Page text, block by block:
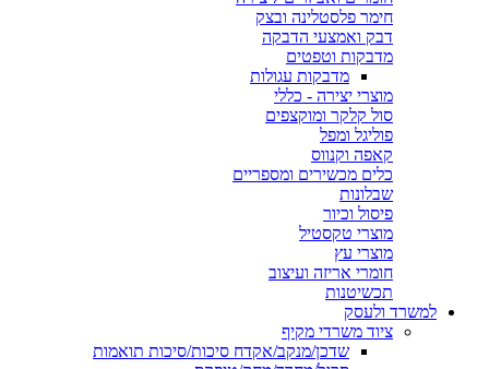
חימר פלסטלינה ובצק
דבק ואמצעי הדבקה
מדבקות וטפטים
מדבקות עגולות
מוצרי יצירה - כללי
סול קלקר ומוקצפים
פוליגל ומפל
קאפה וקנווס
כלים מכשירים ומספריים
שבלונות
פיסול וכיור
מוצרי טקסטיל
מוצרי עץ
חומרי אריזה ועיצוב
תכשיטנות
למשרד ולעסק
ציוד משרדי מקיף
שדכן/מנקב/אקדח סיכות/סיכות תואמות